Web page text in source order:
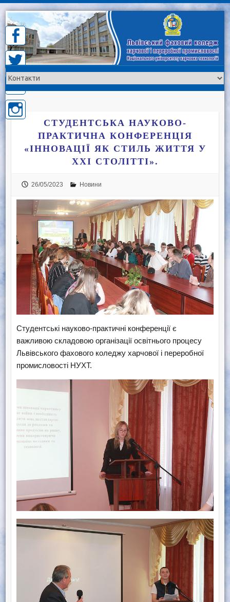
Skip
content
СТУДЕНТСЬКА НАУКОВО-
ПРАКТИЧНА КОНФЕРЕНЦІЯ
«ІННОВАЦІЇ ЯК СТИЛЬ ЖИТТЯ У
ХХІ СТОЛІТТІ».
26/05/2023 Новини
Студентські науково-практичні конференції є
важливою складовою організації освітнього процесу
Львівського фахового коледжу харчової і переробної
промисловості НУХТ.